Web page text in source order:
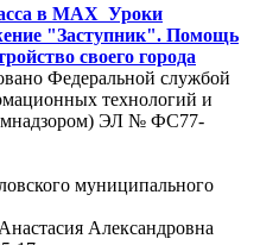
в MAX Уроки
"Заступник". Помощь
своего города
Федеральной службой
технологий и
ЭЛ № ФС77-
муниципального
Александровна